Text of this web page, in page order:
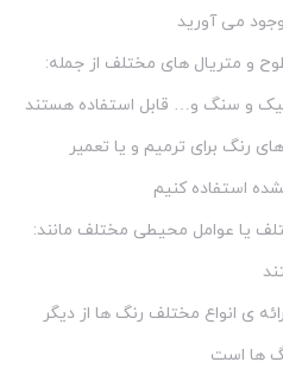
می آورید
و متریال های مختلف از جمله:
و سنگ و… قابل استفاده هستند
رنگ برای ترمیم و یا تعمیر
استفاده کنیم
یا عوامل محیطی مختلف مانند:
ی انواع مختلف رنگ ها از دیگر
ها است